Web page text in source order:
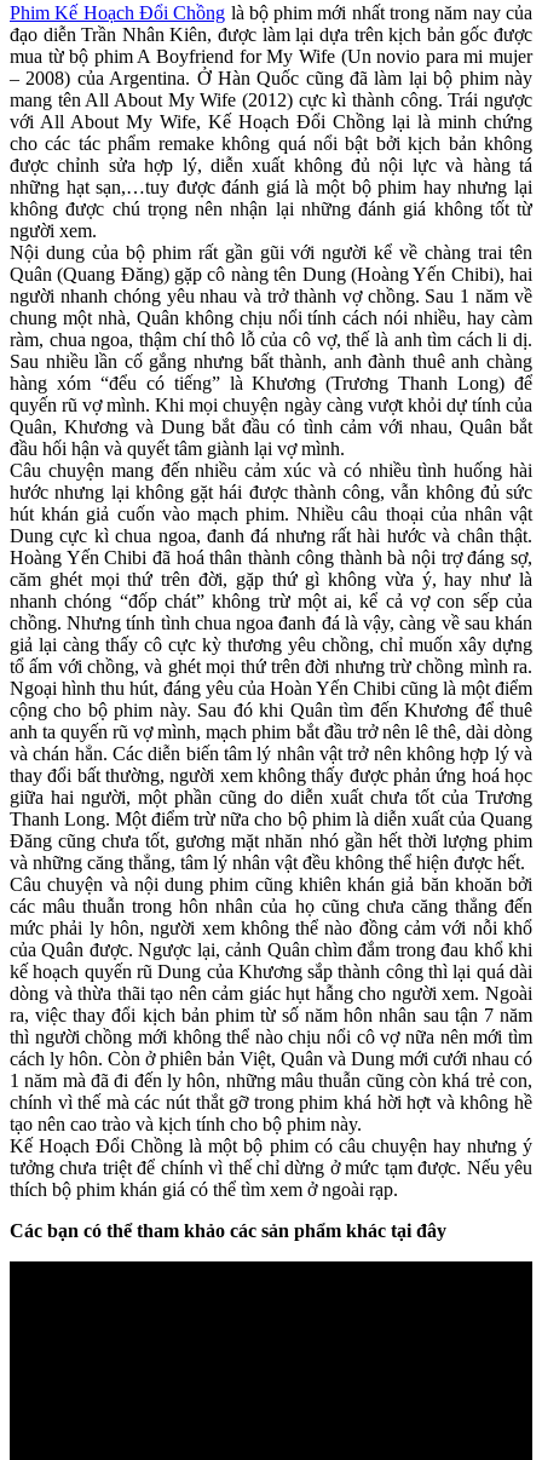
Phim Kế Hoạch Đổi Chồng là bộ phim mới nhất trong năm nay của
đạo diễn Trần Nhân Kiên, được làm lại dựa trên kịch bản gốc được
mua từ bộ phim A Boyfriend for My Wife (Un novio para mi mujer
– 2008) của Argentina. Ở Hàn Quốc cũng đã làm lại bộ phim này
mang tên All About My Wife (2012) cực kì thành công. Trái ngược
với All About My Wife, Kế Hoạch Đổi Chồng lại là minh chứng
cho các tác phẩm remake không quá nổi bật bởi kịch bản không
được chỉnh sửa hợp lý, diễn xuất không đủ nội lực và hàng tá
những hạt sạn,…tuy được đánh giá là một bộ phim hay nhưng lại
không được chú trọng nên nhận lại những đánh giá không tốt từ
người xem.
Nội dung của bộ phim rất gần gũi với người kể về chàng trai tên
Quân (Quang Đăng) gặp cô nàng tên Dung (Hoàng Yến Chibi), hai
người nhanh chóng yêu nhau và trở thành vợ chồng. Sau 1 năm về
chung một nhà, Quân không chịu nổi tính cách nói nhiều, hay càm
ràm, chua ngoa, thậm chí thô lỗ của cô vợ, thế là anh tìm cách li dị.
Sau nhiều lần cố gắng nhưng bất thành, anh đành thuê anh chàng
hàng xóm “đểu có tiếng” là Khương (Trương Thanh Long) để
quyến rũ vợ mình. Khi mọi chuyện ngày càng vượt khỏi dự tính của
Quân, Khương và Dung bắt đầu có tình cảm với nhau, Quân bắt
đầu hối hận và quyết tâm giành lại vợ mình.
Câu chuyện mang đến nhiều cảm xúc và có nhiều tình huống hài
hước nhưng lại không gặt hái được thành công, vẫn không đủ sức
hút khán giả cuốn vào mạch phim. Nhiều câu thoại của nhân vật
Dung cực kì chua ngoa, đanh đá nhưng rất hài hước và chân thật.
Hoàng Yến Chibi đã hoá thân thành công thành bà nội trợ đáng sợ,
căm ghét mọi thứ trên đời, gặp thứ gì không vừa ý, hay như là
nhanh chóng “đốp chát” không trừ một ai, kể cả vợ con sếp của
chồng. Nhưng tính tình chua ngoa đanh đá là vậy, càng về sau khán
giả lại càng thấy cô cực kỳ thương yêu chồng, chỉ muốn xây dựng
tổ ấm với chồng, và ghét mọi thứ trên đời nhưng trừ chồng mình ra.
Ngoại hình thu hút, đáng yêu của Hoàn Yến Chibi cũng là một điểm
cộng cho bộ phim này. Sau đó khi Quân tìm đến Khương để thuê
anh ta quyến rũ vợ mình, mạch phim bắt đầu trở nên lê thê, dài dòng
và chán hẳn. Các diễn biến tâm lý nhân vật trở nên không hợp lý và
thay đổi bất thường, người xem không thấy được phản ứng hoá học
giữa hai người, một phần cũng do diễn xuất chưa tốt của Trương
Thanh Long. Một điểm trừ nữa cho bộ phim là diễn xuất của Quang
Đăng cũng chưa tốt, gương mặt nhăn nhó gần hết thời lượng phim
và những căng thẳng, tâm lý nhân vật đều không thể hiện được hết.
Câu chuyện và nội dung phim cũng khiên khán giả băn khoăn bởi
các mâu thuẫn trong hôn nhân của họ cũng chưa căng thẳng đến
mức phải ly hôn, người xem không thể nào đồng cảm với nỗi khổ
của Quân được. Ngược lại, cảnh Quân chìm đắm trong đau khổ khi
kế hoạch quyến rũ Dung của Khương sắp thành công thì lại quá dài
dòng và thừa thãi tạo nên cảm giác hụt hẫng cho người xem. Ngoài
ra, việc thay đổi kịch bản phim từ số năm hôn nhân sau tận 7 năm
thì người chồng mới không thể nào chịu nổi cô vợ nữa nên mới tìm
cách ly hôn. Còn ở phiên bản Việt, Quân và Dung mới cưới nhau có
1 năm mà đã đi đến ly hôn, những mâu thuẫn cũng còn khá trẻ con,
chính vì thế mà các nút thắt gỡ trong phim khá hời hợt và không hề
tạo nên cao trào và kịch tính cho bộ phim này.
Kế Hoạch Đổi Chồng là một bộ phim có câu chuyện hay nhưng ý
tưởng chưa triệt để chính vì thế chỉ dừng ở mức tạm được. Nếu yêu
thích bộ phim khán giá có thể tìm xem ở ngoài rạp.
Các bạn có thể tham khảo các sản phẩm khác tại đây